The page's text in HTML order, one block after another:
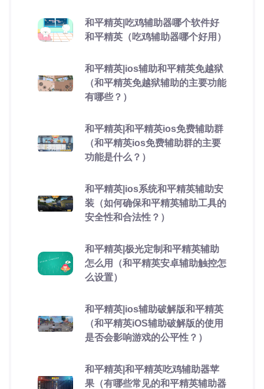
和平精英|吃鸡辅助器哪个软件好
和平精英（吃鸡辅助器哪个好用）
和平精英|ios辅助和平精英免越狱
（和平精英免越狱辅助的主要功能
有哪些？）
和平精英|和平精英ios免费辅助群
（和平精英ios免费辅助群的主要
功能是什么？）
和平精英|ios系统和平精英辅助安
装（如何确保和平精英辅助工具的
安全性和合法性？）
和平精英|极光定制和平精英辅助
怎么用（和平精英安卓辅助触控怎
么设置）
和平精英|ios辅助破解版和平精英
（和平精英iOS辅助破解版的使用
是否会影响游戏的公平性？）
和平精英|和平精英吃鸡辅助器苹
果（有哪些常见的和平精英辅助器